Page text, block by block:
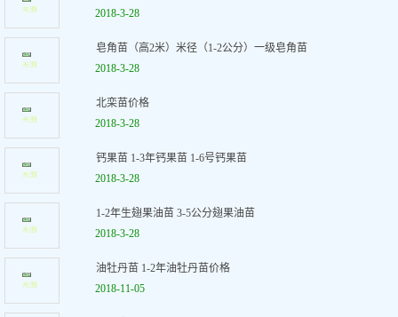
2018-3-28
皂角苗（高2米）米径（1-2公分）一级皂角苗
2018-3-28
北栾苗价格
2018-3-28
钙果苗 1-3年钙果苗 1-6号钙果苗
2018-3-28
1-2年生翅果油苗 3-5公分翅果油苗
2018-3-28
油牡丹苗 1-2年油牡丹苗价格
2018-11-05